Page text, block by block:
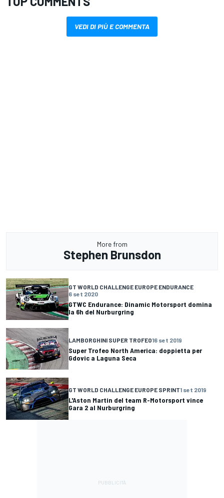
VEDI DI PIÙ E COMMENTA
More from
Stephen Brunsdon
GT WORLD CHALLENGE EUROPE ENDURANCE
6 set 2020
GTWC Endurance: Dinamic Motorsport domina
la 6h del Nurburgring
LAMBORGHINI SUPER TROFEO16 set 2019
Super Trofeo North America: doppietta per
Gdovic a Laguna Seca
GT WORLD CHALLENGE EUROPE SPRINT1 set 2019
L'Aston Martin del team R-Motorsport vince
Gara 2 al Nurburgring